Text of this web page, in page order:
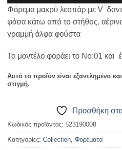
Φόρεμα μακρύ λεοπάρ με V
φάσα κάτω από το στήθος, αέρινο
γραμμή άλφα φούστα
Το μοντέλο φοράει το Νο:01 και
Αυτό το προϊόν είναι εξαντλημένο
στιγμή.
Προσθήκη
Κωδικός προϊόντος: 523190008
Κατηγορίες: Collection Φορέματα